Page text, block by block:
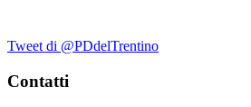
Tweet di @PDdelTrentino
Contatti